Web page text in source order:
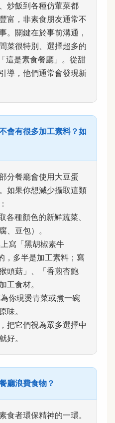
炒飯到各種仿葷菜都
富，非素食朋友通常不
。關鍵在於事前溝通，
菜很特別、選擇超多的
這是素食餐廳」。從甜
導，他們通常會發現新
會有很多加工素料？如
分餐廳會使用大豆蛋
如果你想減少攝取這類
各種顏色的新鮮蔬菜、
、豆包）。
上寫「黑胡椒素牛
，多半是加工素料；寫
頭菇」、「香煎杏鮑
工食材。
為你現燙青菜或煮一碗
味。
把它們視為眾多選擇中
好。
廳浪費食物？
食者環保精神的一環。